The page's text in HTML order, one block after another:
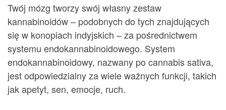
Twój mózg tworzy swój własny zestaw
kannabinoidów – podobnych do tych znajdujących
się w konopiach indyjskich – za pośrednictwem
systemu endokannabinoidowego. System
endokannabinoidowy, nazwany po cannabis sativa,
jest odpowiedzialny za wiele ważnych funkcji, takich
jak apetyt, sen, emocje, ruch.